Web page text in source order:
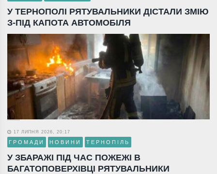
У ТЕРНОПОЛІ РЯТУВАЛЬНИКИ ДІСТАЛИ ЗМІЮ
З-ПІД КАПОТА АВТОМОБІЛЯ
17 ЛИПНЯ 2026, 20:17
ГРОМАДИ НОВИНИ ТЕРНОПІЛЬ
У ЗБАРАЖІ ПІД ЧАС ПОЖЕЖІ В
БАГАТОПОВЕРХІВЦІ РЯТУВАЛЬНИКИ